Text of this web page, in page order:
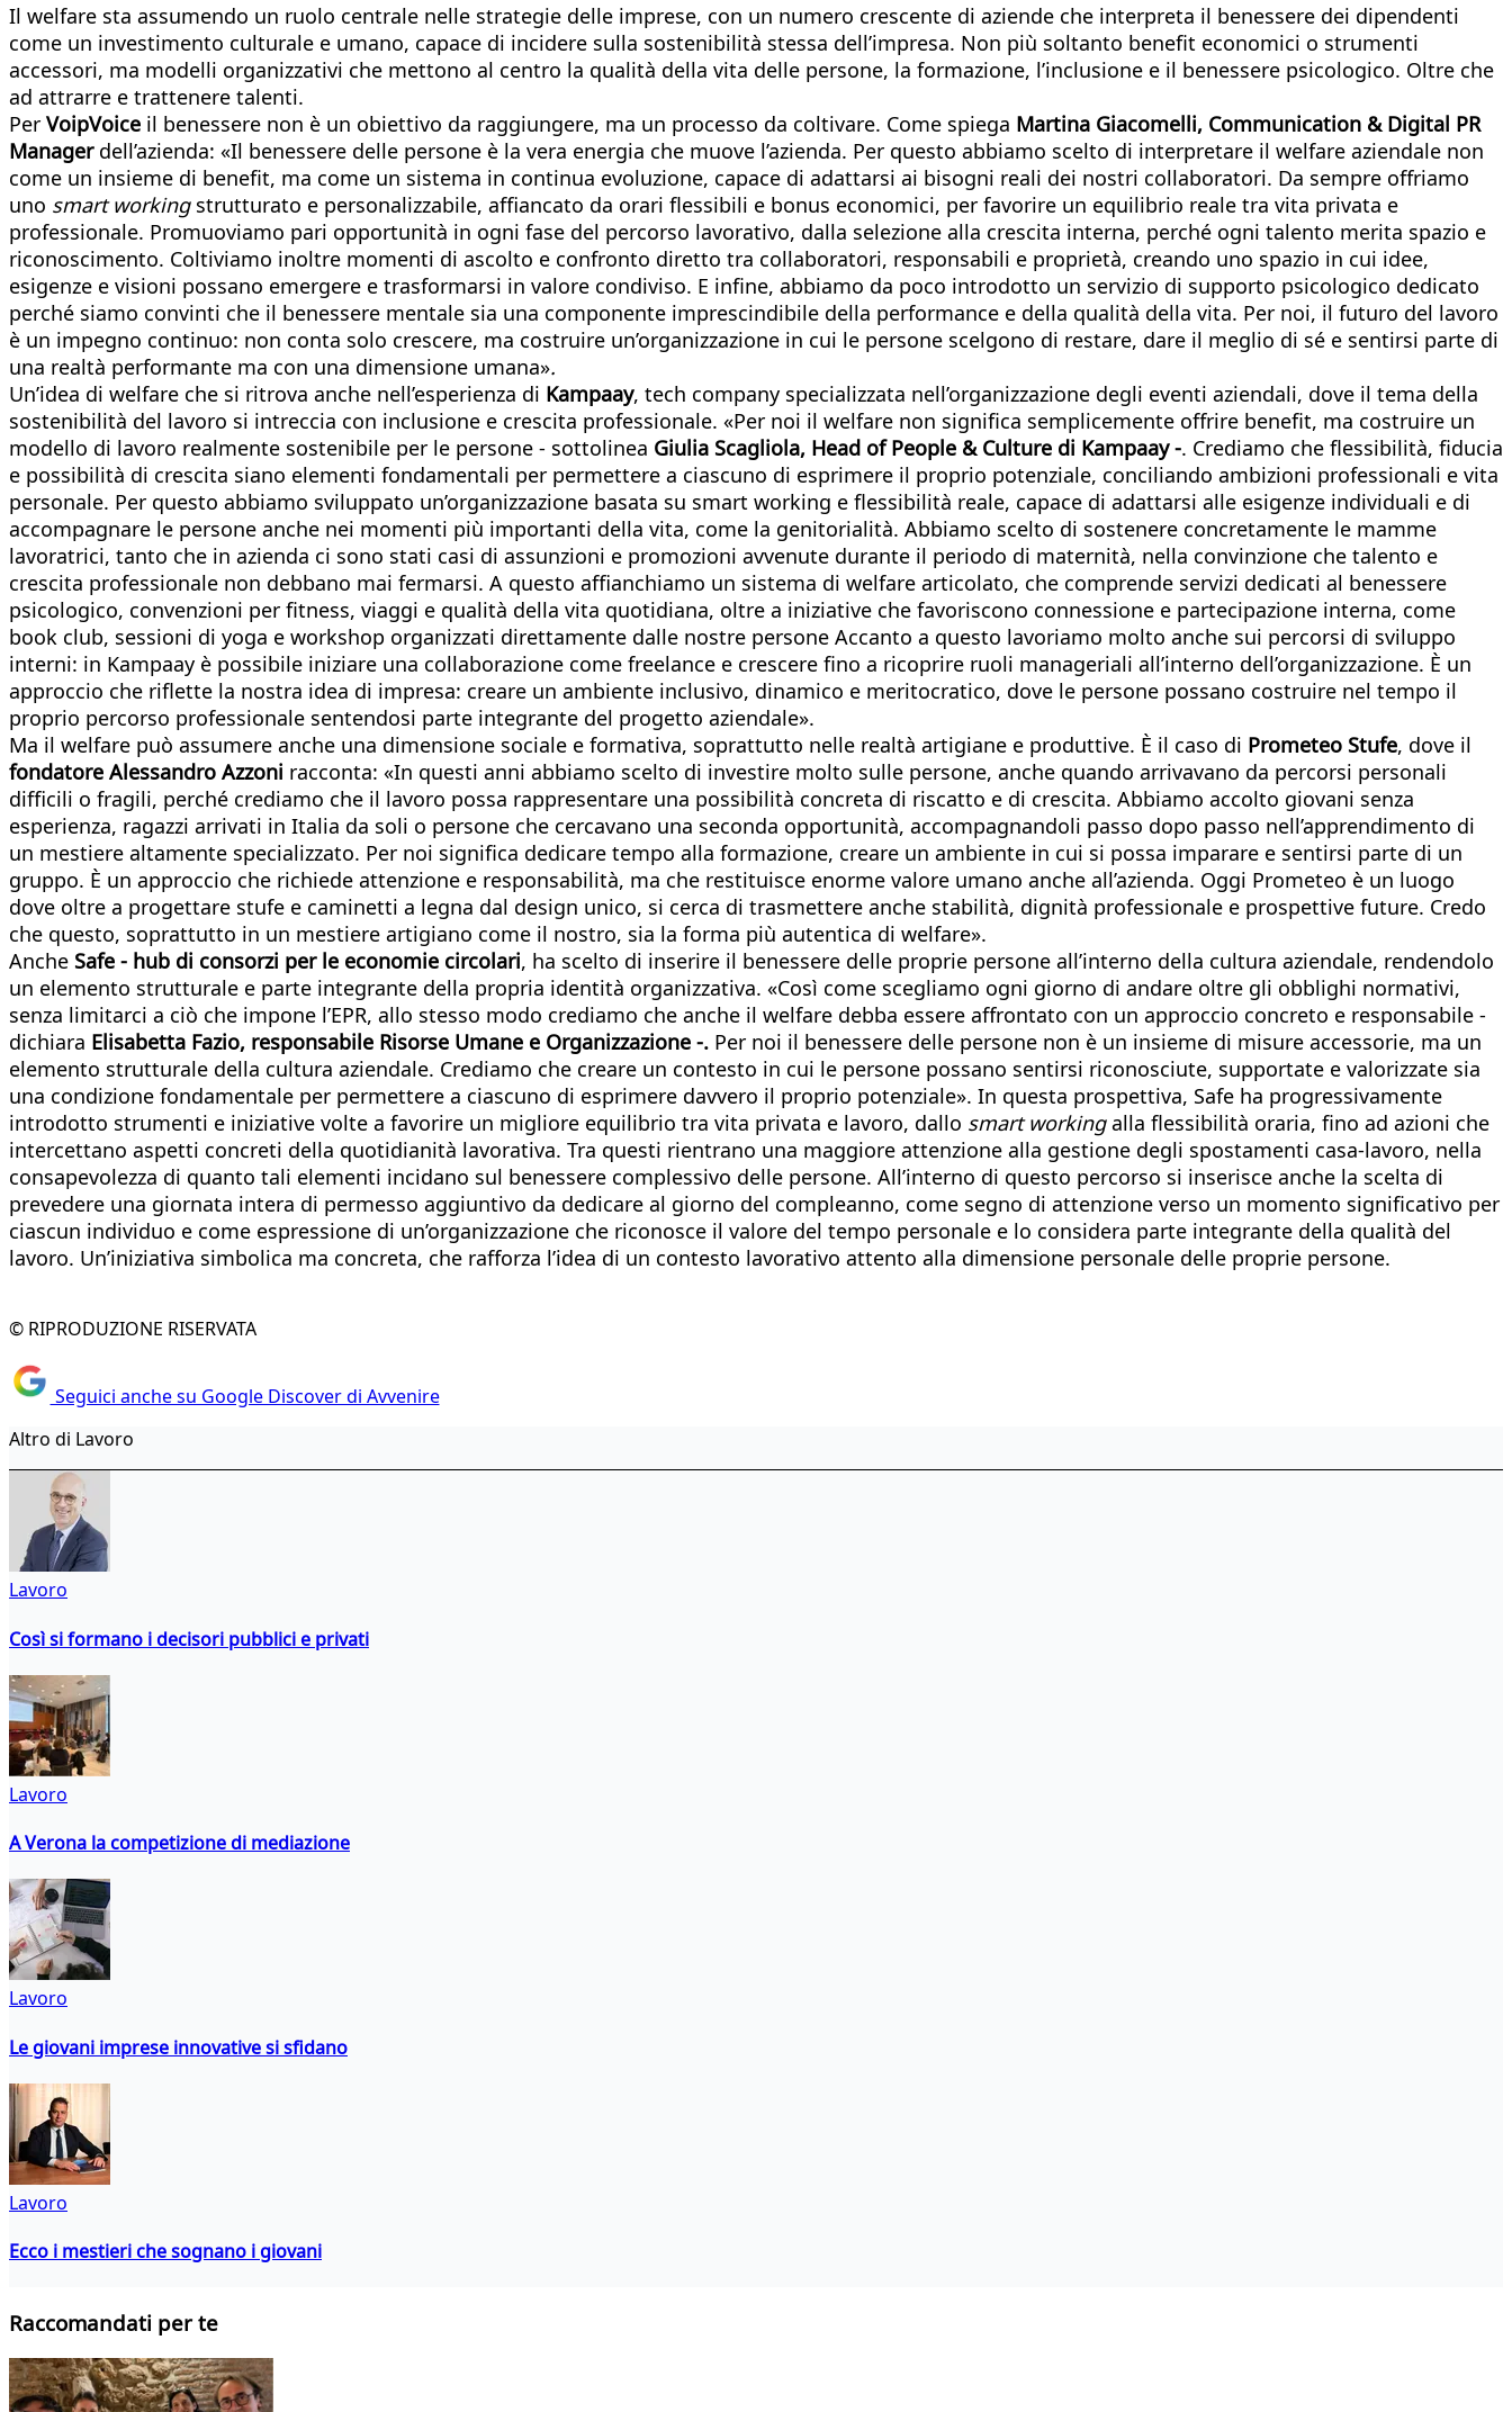
Il welfare sta assumendo un ruolo centrale nelle strategie delle imprese, con un numero crescente di aziende che interpreta il benessere dei dipendenti
come un investimento culturale e umano, capace di incidere sulla sostenibilità stessa dell’impresa. Non più soltanto benefit economici o strumenti
accessori, ma modelli organizzativi che mettono al centro la qualità della vita delle persone, la formazione, l’inclusione e il benessere psicologico. Oltre che
ad attrarre e trattenere talenti.
Per VoipVoice il benessere non è un obiettivo da raggiungere, ma un processo da coltivare. Come spiega Martina Giacomelli, Communication & Digital PR
Manager dell’azienda: «Il benessere delle persone è la vera energia che muove l’azienda. Per questo abbiamo scelto di interpretare il welfare aziendale non
come un insieme di benefit, ma come un sistema in continua evoluzione, capace di adattarsi ai bisogni reali dei nostri collaboratori. Da sempre offriamo
uno smart workingstrutturato e personalizzabile, affiancato da orari flessibili e bonus economici, per favorire un equilibrio reale tra vita privata e
professionale. Promuoviamo pari opportunità in ogni fase del percorso lavorativo, dalla selezione alla crescita interna, perché ogni talento merita spazio e
riconoscimento. Coltiviamo inoltre momenti di ascolto e confronto diretto tra collaboratori, responsabili e proprietà, creando uno spazio in cui idee,
esigenze e visioni possano emergere e trasformarsi in valore condiviso. E infine, abbiamo da poco introdotto un servizio di supporto psicologico dedicato
perché siamo convinti che il benessere mentale sia una componente imprescindibile della performance e della qualità della vita. Per noi, il futuro del lavoro
è un impegno continuo: non conta solo crescere, ma costruire un’organizzazione in cui le persone scelgono di restare, dare il meglio di sé e sentirsi parte di
una realtà performante ma con una dimensione umana».
Un’idea di welfare che si ritrova anche nell’esperienza di Kampaay, tech company specializzata nell’organizzazione degli eventi aziendali, dove il tema della
sostenibilità del lavoro si intreccia con inclusione e crescita professionale. «Per noi il welfare non significa semplicemente offrire benefit, ma costruire un
modello di lavoro realmente sostenibile per le persone - sottolinea Giulia Scagliola, Head of People & Culture di Kampaay -. Crediamo che flessibilità, fiducia
e possibilità di crescita siano elementi fondamentali per permettere a ciascuno di esprimere il proprio potenziale, conciliando ambizioni professionali e vita
personale. Per questo abbiamo sviluppato un’organizzazione basata su smart working e flessibilità reale, capace di adattarsi alle esigenze individuali e di
accompagnare le persone anche nei momenti più importanti della vita, come la genitorialità. Abbiamo scelto di sostenere concretamente le mamme
lavoratrici, tanto che in azienda ci sono stati casi di assunzioni e promozioni avvenute durante il periodo di maternità, nella convinzione che talento e
crescita professionale non debbano mai fermarsi. A questo affianchiamo un sistema di welfare articolato, che comprende servizi dedicati al benessere
psicologico, convenzioni per fitness, viaggi e qualità della vita quotidiana, oltre a iniziative che favoriscono connessione e partecipazione interna, come
book club, sessioni di yoga e workshop organizzati direttamente dalle nostre persone Accanto a questo lavoriamo molto anche sui percorsi di sviluppo
interni: in Kampaay è possibile iniziare una collaborazione come freelance e crescere fino a ricoprire ruoli manageriali all’interno dell’organizzazione. È un
approccio che riflette la nostra idea di impresa: creare un ambiente inclusivo, dinamico e meritocratico, dove le persone possano costruire nel tempo il
proprio percorso professionale sentendosi parte integrante del progetto aziendale».
Ma il welfare può assumere anche una dimensione sociale e formativa, soprattutto nelle realtà artigiane e produttive. È il caso di Prometeo Stufe, dove il
fondatore Alessandro Azzoni racconta: «In questi anni abbiamo scelto di investire molto sulle persone, anche quando arrivavano da percorsi personali
difficili o fragili, perché crediamo che il lavoro possa rappresentare una possibilità concreta di riscatto e di crescita. Abbiamo accolto giovani senza
esperienza, ragazzi arrivati in Italia da soli o persone che cercavano una seconda opportunità, accompagnandoli passo dopo passo nell’apprendimento di
un mestiere altamente specializzato. Per noi significa dedicare tempo alla formazione, creare un ambiente in cui si possa imparare e sentirsi parte di un
gruppo. È un approccio che richiede attenzione e responsabilità, ma che restituisce enorme valore umano anche all’azienda. Oggi Prometeo è un luogo
dove oltre a progettare stufe e caminetti a legna dal design unico, si cerca di trasmettere anche stabilità, dignità professionale e prospettive future. Credo
che questo, soprattutto in un mestiere artigiano come il nostro, sia la forma più autentica di welfare».
Anche Safe - hub di consorzi per le economie circolari, ha scelto di inserire il benessere delle proprie persone all’interno della cultura aziendale, rendendolo
un elemento strutturale e parte integrante della propria identità organizzativa. «Così come scegliamo ogni giorno di andare oltre gli obblighi normativi,
senza limitarci a ciò che impone l’EPR, allo stesso modo crediamo che anche il welfare debba essere affrontato con un approccio concreto e responsabile -
dichiara Elisabetta Fazio, responsabile Risorse Umane e Organizzazione -. Per noi il benessere delle persone non è un insieme di misure accessorie, ma un
elemento strutturale della cultura aziendale. Crediamo che creare un contesto in cui le persone possano sentirsi riconosciute, supportate e valorizzate sia
una condizione fondamentale per permettere a ciascuno di esprimere davvero il proprio potenziale». In questa prospettiva, Safe ha progressivamente
introdotto strumenti e iniziative volte a favorire un migliore equilibrio tra vita privata e lavoro, dallo smart workingalla flessibilità oraria, fino ad azioni che
intercettano aspetti concreti della quotidianità lavorativa. Tra questi rientrano una maggiore attenzione alla gestione degli spostamenti casa‑lavoro, nella
consapevolezza di quanto tali elementi incidano sul benessere complessivo delle persone. All’interno di questo percorso si inserisce anche la scelta di
prevedere una giornata intera di permesso aggiuntivo da dedicare al giorno del compleanno, come segno di attenzione verso un momento significativo per
ciascun individuo e come espressione di un’organizzazione che riconosce il valore del tempo personale e lo considera parte integrante della qualità del
lavoro. Un’iniziativa simbolica ma concreta, che rafforza l’idea di un contesto lavorativo attento alla dimensione personale delle proprie persone.
© RIPRODUZIONE RISERVATA
Seguici anche su Google Discover di Avvenire
Altro di Lavoro
Lavoro
Così si formano i decisori pubblici e privati
Lavoro
A Verona la competizione di mediazione
Lavoro
Le giovani imprese innovative si sfidano
Lavoro
Ecco i mestieri che sognano i giovani
Raccomandati per te